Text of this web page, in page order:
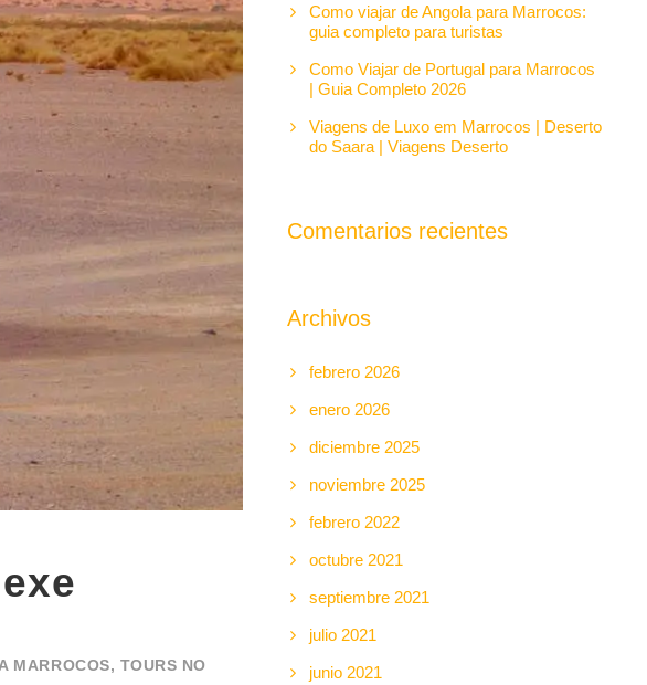
MARROCOS, TOURS NO
Como viajar de Angola para Marrocos:
guia completo para turistas
Como Viajar de Portugal para Marrocos
| Guia Completo 2026
Viagens de Luxo em Marrocos | Deserto
do Saara | Viagens Deserto
Comentarios recientes
Archivos
febrero 2026
enero 2026
diciembre 2025
noviembre 2025
febrero 2022
octubre 2021
septiembre 2021
julio 2021
junio 2021